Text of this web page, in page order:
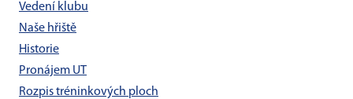
Vedení klubu
Naše hřiště
Historie
Pronájem UT
Rozpis tréninkových ploch